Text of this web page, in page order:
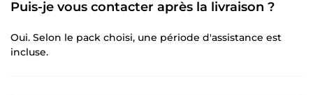
Puis-je vous contacter après la livraison ?
Oui. Selon le pack choisi, une période d'assistance est
incluse.